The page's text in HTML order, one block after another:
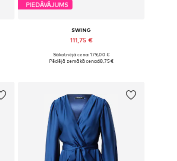
PIEDĀVĀJUMS
SWING
111,75 €
Pieejams daudzos izmēros
Sākotnējā cena: 179,00 €
Pēdējā zemākā cena:68,75 €